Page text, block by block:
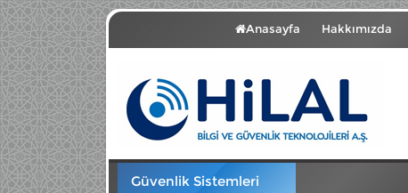
Anasayfa Hakkımızda
Güvenlik Sistemleri